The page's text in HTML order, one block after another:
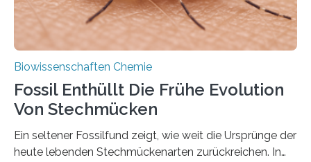
Biowissenschaften Chemie
Fossil Enthüllt Die Frühe Evolution
Von Stechmücken
Ein seltener Fossilfund zeigt, wie weit die Ursprünge der
heute lebenden Stechmückenarten zurückreichen. In